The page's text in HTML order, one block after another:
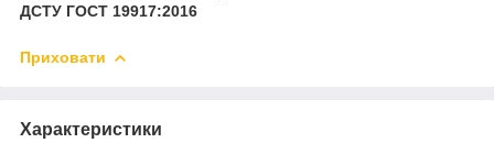
ДСТУ ГОСТ 19917:2016
Приховати
Характеристики